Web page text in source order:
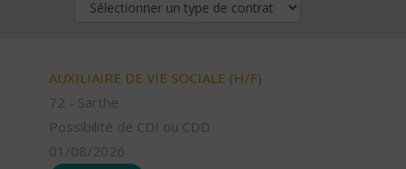
AUXILIAIRE DE VIE SOCIALE (H/F)
72 - Sarthe
Possibilité de CDI ou CDD
01/08/2026